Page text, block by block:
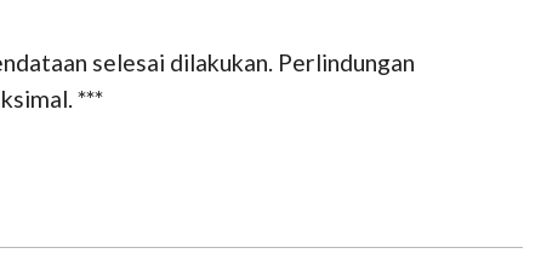
selesai dilakukan. Perlindungan
***